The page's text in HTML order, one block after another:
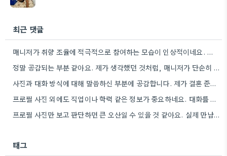
최근 댓글
매니저가 취향 조율에 적극적으로 참여하는 모습이 인상적이네요. 특히, 불편했던 부분을 솔직하게 이야기하는 게 중요하다고 말씀하신…
정말 공감되는 부분 같아요. 제가 생각했던 것처럼, 매니저가 단순히 이상형을 찾는 것뿐 아니라, 제 실제…
사진과 대화 방식에 대해 말씀하신 부분에 공감합니다. 제가 결혼 준비하면서 비슷한 고민을 했던 경험이 있어서,…
프로필 사진 외에도 직업이나 학력 같은 정보가 중요하네요. 대화를 통해 가치관이 맞지 않으면 정말 답답할…
프로필 사진만 보고 판단하면 큰 오산일 수 있을 것 같아요. 실제 만남에서 가치관 차이 때문에…
태그